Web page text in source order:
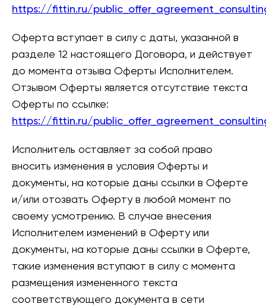
https://fittin.ru/
Оферта вступает в силу с даты, указанной в
разделе 12 настоящего Договора, и действует
до момента отзыва Оферты Исполнителем.
Отзывом Оферты является отсутствие текста
Оферты по ссылке:
https://fittin.ru/
Исполнитель оставляет за собой право
вносить изменения в условия Оферты и
документы, на которые даны ссылки в Оферте
и/или отозвать Оферту в любой момент по
своему усмотрению. В случае внесения
Исполнителем изменений в Оферту или
документы, на которые даны ссылки в Оферте,
такие изменения вступают в силу с момента
размещения измененного текста
соответствующего документа в сети